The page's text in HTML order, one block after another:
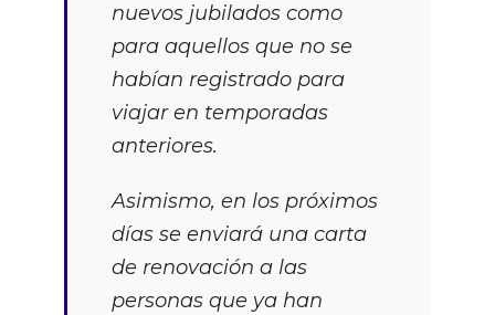
nuevos jubilados como
para aquellos que no se
habían registrado para
viajar en temporadas
anteriores.
Asimismo, en los próximos
días se enviará una carta
de renovación a las
personas que ya han